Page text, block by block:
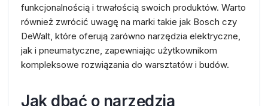
funkcjonalnością i trwałością swoich produktów. Warto
również zwrócić uwagę na marki takie jak Bosch czy
DeWalt, które oferują zarówno narzędzia elektryczne,
jak i pneumatyczne, zapewniając użytkownikom
kompleksowe rozwiązania do warsztatów i budów.
Jak dbać o narzędzia